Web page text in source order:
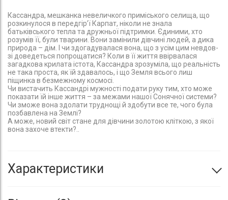
Кассандра, мешканка невеличкого приміського селища, що
розкинулося в передгір’ї Карпат, ніколи не знала
батьківського теп­ла та дружньої підтримки. Єдиними, хто
розумів її, були тварини. Вони замінили дівчині людей, а дика
природа – дім. І чи здогадувалася вона, що з усім цим невдов­
зі доведеться попрощатися? Коли в її життя ввірвалася
загадкова крилата істота, Кассандра зрозуміла, що реальність
не така проста, як їй здавалось, і що Земля всього лиш
піщинка в безмежному космосі.
Чи вистачить Кассандрі мужності подати руку тим, хто може
показати їй інше життя – за межами нашої Сонячної системи?
Чи зможе вона здолати труднощі й здобути все те, чого була
позбавлена на Землі?
А може, новий світ стане для дівчини золотою кліткою, з якої
вона захоче втекти?..
Характеристики